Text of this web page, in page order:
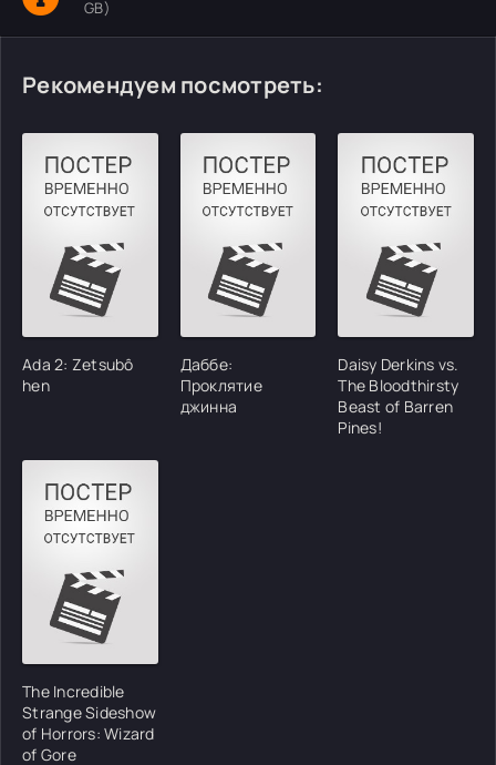
GB)
Рекомендуем посмотреть:
Ada 2: Zetsubô
hen
Даббе:
Проклятие
джинна
Daisy Derkins vs.
The Bloodthirsty
Beast of Barren
Pines!
The Incredible
Strange Sideshow
of Horrors: Wizard
of Gore